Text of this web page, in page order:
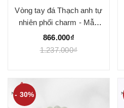
Vòng tay đá Thạch anh tự
nhiên phối charm - Mẫu
VC0709 - Ngọc Quý
866.000₫
1.237.000₫
- 30%